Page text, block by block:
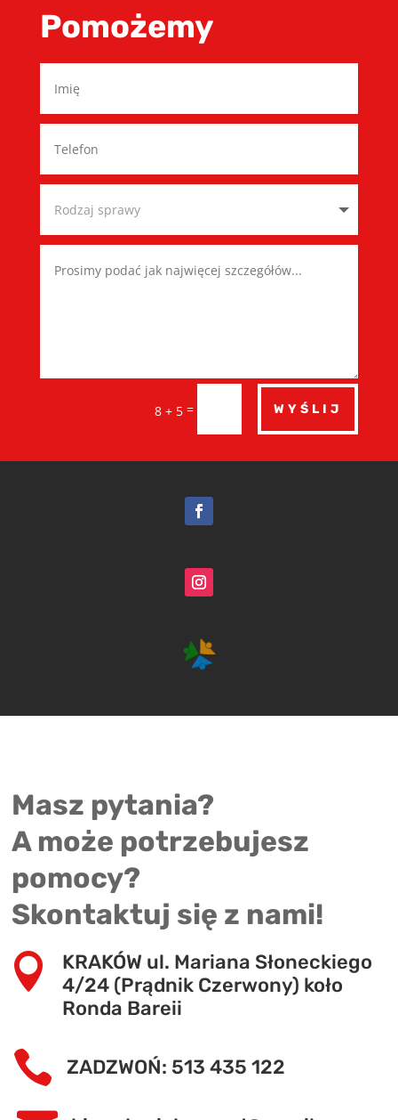
Pomożemy
8 + 5 = WYŚLIJ
Masz pytania?
A może potrzebujesz
pomocy?
Skontaktuj się z nami!

KRAKÓW ul. Mariana Słoneckiego
4/24 (Prądnik Czerwony) koło
Ronda Bareii
 ZADZWOŃ: 513 435 122